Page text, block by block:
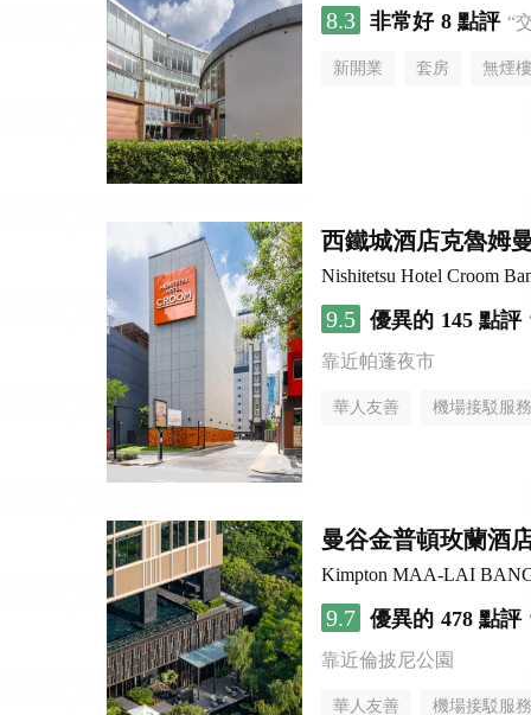
8.3 非常好 8 點評 “
新開業 套房 無煙
西鐵城酒店克魯姆
Nishitetsu Hotel Croom
9.5 優異的 145 點評
靠近帕蓬夜市
華人友善 機場接駁服務
曼谷金普頓玫蘭酒
Kimpton MAA-LAI
9.7 優異的 478 點評
靠近倫披尼公園
華人友善 機場接駁服務